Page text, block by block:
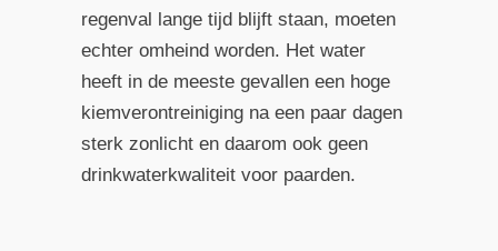
regenval lange tijd blijft staan, moeten
echter omheind worden. Het water
heeft in de meeste gevallen een hoge
kiemverontreiniging na een paar dagen
sterk zonlicht en daarom ook geen
drinkwaterkwaliteit voor paarden.